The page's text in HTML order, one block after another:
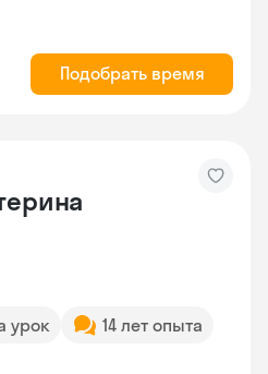
Подобрать время
урок
14 лет опыта